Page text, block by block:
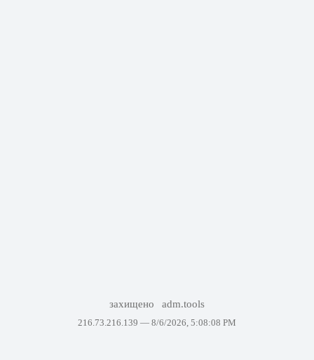
захищено adm.tools
216.73.216.139 — 8/6/2026, 5:08:08 PM